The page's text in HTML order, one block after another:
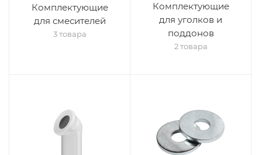
Комплектующие
для смесителей
3 товара
Комплектующие
для уголков и
поддонов
2 товара